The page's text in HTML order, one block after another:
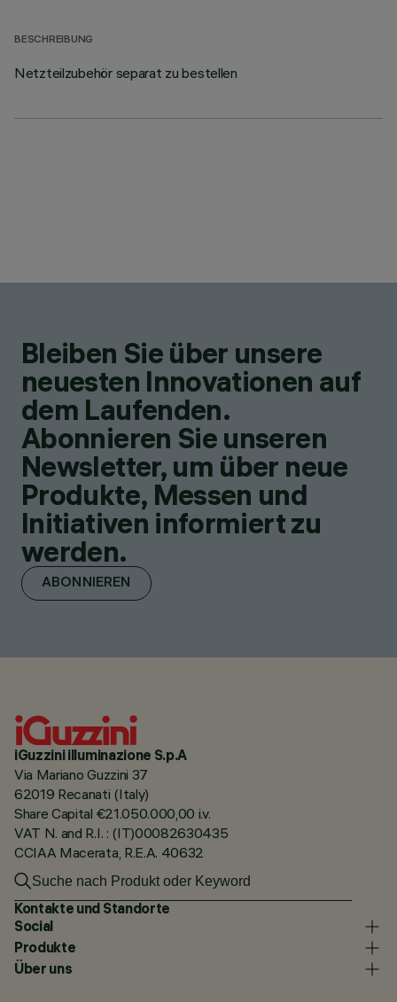
BESCHREIBUNG
Netzteilzubehör separat zu bestellen
Bleiben Sie über unsere
neuesten Innovationen auf
dem Laufenden.
Abonnieren Sie unseren
Newsletter, um über neue
Produkte, Messen und
Initiativen informiert zu
werden.
ABONNIEREN
iGuzzini illuminazione S.p.A
Via Mariano Guzzini 37
62019 Recanati (Italy)
Share Capital €21.050.000,00 i.v.
VAT N. and R.I. : (IT)00082630435
CCIAA Macerata, R.E.A. 40632
Kontakte und Standorte
Social
Produkte
Über uns